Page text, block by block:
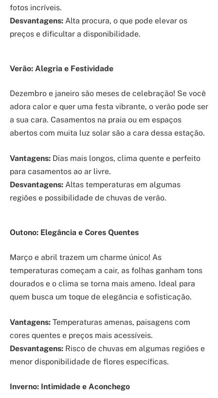
fotos incríveis.
Desvantagens: Alta procura, o que pode elevar os
preços e dificultar a disponibilidade.
Verão: Alegria e Festividade
Dezembro e janeiro são meses de celebração! Se você
adora calor e quer uma festa vibrante, o verão pode ser
a sua cara. Casamentos na praia ou em espaços
abertos com muita luz solar são a cara dessa estação.
Vantagens: Dias mais longos, clima quente e perfeito
para casamentos ao ar livre.
Desvantagens: Altas temperaturas em algumas
regiões e possibilidade de chuvas de verão.
Outono: Elegância e Cores Quentes
Março e abril trazem um charme único! As
temperaturas começam a cair, as folhas ganham tons
dourados e o clima se torna mais ameno. Ideal para
quem busca um toque de elegância e sofisticação.
Vantagens: Temperaturas amenas, paisagens com
cores quentes e preços mais acessíveis.
Desvantagens: Risco de chuvas em algumas regiões e
menor disponibilidade de flores específicas.
Inverno: Intimidade e Aconchego